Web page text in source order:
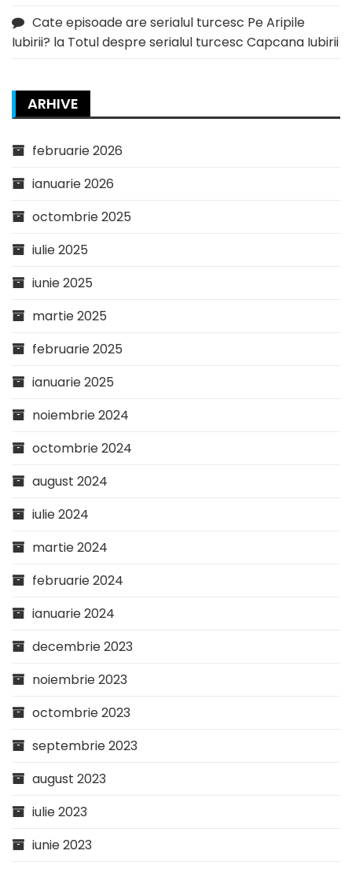
Cate episoade are serialul turcesc Pe Aripile
Iubirii? la Totul despre serialul turcesc Capcana Iubirii
ARHIVE
februarie 2026
ianuarie 2026
octombrie 2025
iulie 2025
iunie 2025
martie 2025
februarie 2025
ianuarie 2025
noiembrie 2024
octombrie 2024
august 2024
iulie 2024
martie 2024
februarie 2024
ianuarie 2024
decembrie 2023
noiembrie 2023
octombrie 2023
septembrie 2023
august 2023
iulie 2023
iunie 2023